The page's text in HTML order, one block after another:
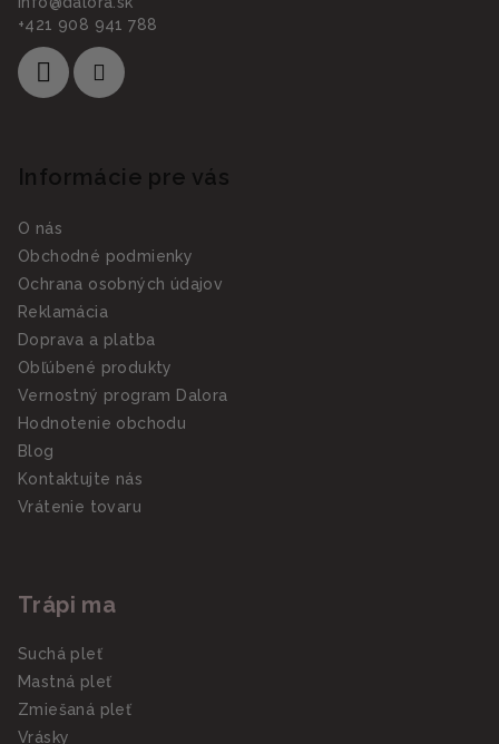
+421 908 941 788
Informácie pre vás
O nás
Obchodné podmienky
Ochrana osobných údajov
Reklamácia
Doprava a platba
Obľúbené produkty
Vernostný program Dalora
Hodnotenie obchodu
Blog
Kontaktujte nás
Vrátenie tovaru
Trápi ma
Suchá pleť
Mastná pleť
Zmiešaná pleť
Vrásky